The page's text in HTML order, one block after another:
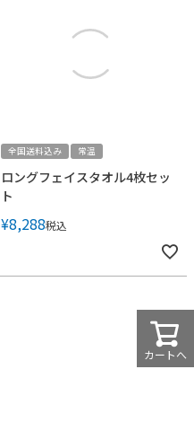
全国送料込み 常温
ロングフェイスタオル4枚セッ
ト
¥8,288税込
カートへ